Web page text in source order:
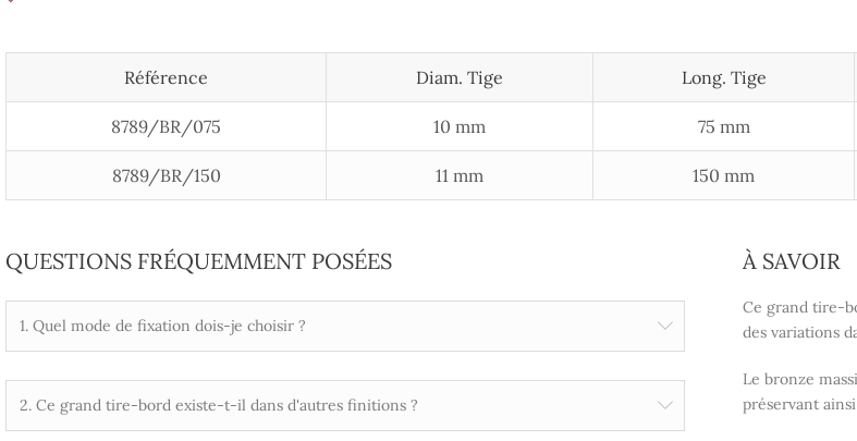
Référence Diam. Tige Long. Tige
8789/BR/075 10 mm 75 mm
8789/BR/150 11 mm 150 mm
QUESTIONS FRÉQUEMMENT POSÉES
1. Quel mode de fixation dois-je choisir ?
2. Ce grand tire-bord existe-t-il dans d'autres finitions ?
À SAVOIR
Ce grand tire-
des variations
Le bronze
préservant